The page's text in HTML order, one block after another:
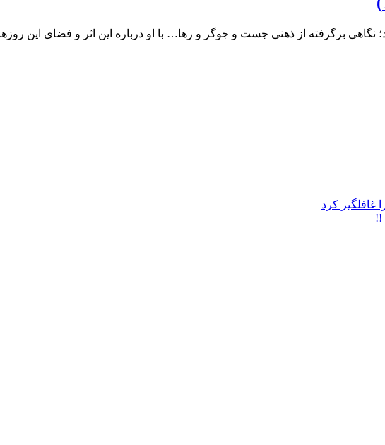
برگرفته از ذهنی جست و جوگر و رها… با او درباره این اثر و فضای این
کرد
!!